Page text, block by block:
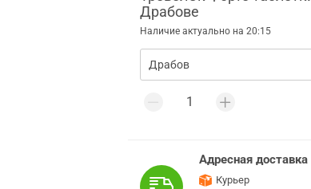
Драбове
Наличие актуально на 20:15
Адресная доставка
Курьер